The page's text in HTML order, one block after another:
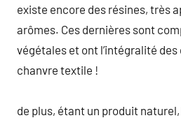
existe encore des résines, très
arômes. Ces dernières sont
végétales et ont l’intégralité
chanvre textile !
de plus, étant un produit naturel,